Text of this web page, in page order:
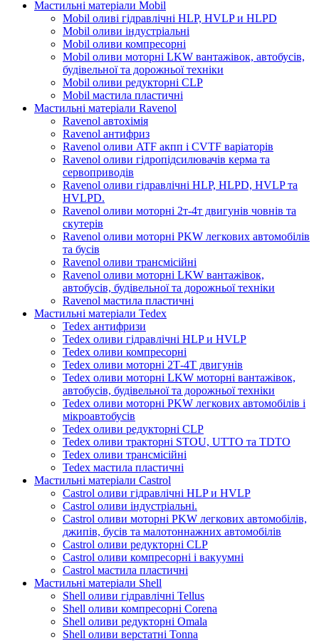
Мастильні матеріали Mobil
Mobil оливі гідравлічні HLP, HVLP и HLPD
Mobil оливи індустріальні
Mobil оливи компресорні
Mobil оливи моторні LKW вантажівок, автобусів,
будівельної та дорожньої техніки
Mobil оливи редукторні CLP
Mobil мастила пластичні
Мастильні матеріали Ravenol
Ravenol автохімія
Ravenol антифриз
Ravenol оливи ATF акпп і CVTF варіаторів
Ravenol оливи гідропідсилювачів керма та
сервоприводів
Ravenol оливи гідравлічні HLP, HLPD, HVLP та
HVLPD.
Ravenol оливи моторні 2т-4т двигунів човнів та
скутерів
Ravenol оливи моторні PKW легкових автомобілів
та бусів
Ravenol оливи трансмісійні
Ravenol оливи моторні LKW вантажівок,
автобусів, будівельної та дорожньої техніки
Ravenol мастила пластичні
Мастильні матеріали Tedex
Tedex антифризи
Tedex оливи гідравлічні HLP и HVLP
Tedex оливи компресорні
Tedex оливи моторні 2Т-4Т двигунів
Tedex оливи моторні LKW моторні вантажівок,
автобусів, будівельної та дорожньої техніки
Tedex оливи моторні PKW легкових автомобілів і
мікроавтобусів
Tedex оливи редукторні CLP
Tedex оливи тракторні STOU, UTTO та TDTO
Tedex оливи трансмісійні
Tedex мастила пластичні
Мастильні матеріали Castrol
Castrol оливи гідравлічні HLP и HVLP
Castrol оливи індустріальні.
Castrol оливи моторні PKW легкових автомобілів,
джипів, бусів та малотоннажних автомобілів
Castrol оливи редукторні CLP
Castrol оливи компресорні і вакуумні
Castrol мастила пластичні
Мастильні матеріали Shell
Shell оливи гідравлічні Tellus
Shell оливи компресорні Corena
Shell оливи редукторні Omala
Shell оливи верстатні Tonna